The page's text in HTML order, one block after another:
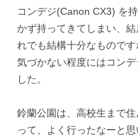
コンデジ(Canon CX3) を
かず持ってきてしまい、
れでも結構十分なもので
気づかない程度にはコン
した。
鈴蘭公園は、高校生まで
って、よく行ったなーと